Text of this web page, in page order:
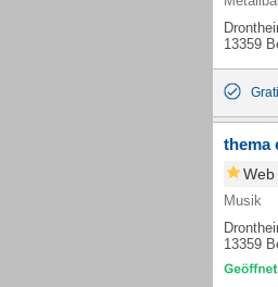
13359
thema
Musik
13359